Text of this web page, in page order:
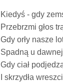
Kiedyś - gdy
Przebrzmi głos
Gdy orły nasze
Spadną u
Gdy ciał
I skrzydła